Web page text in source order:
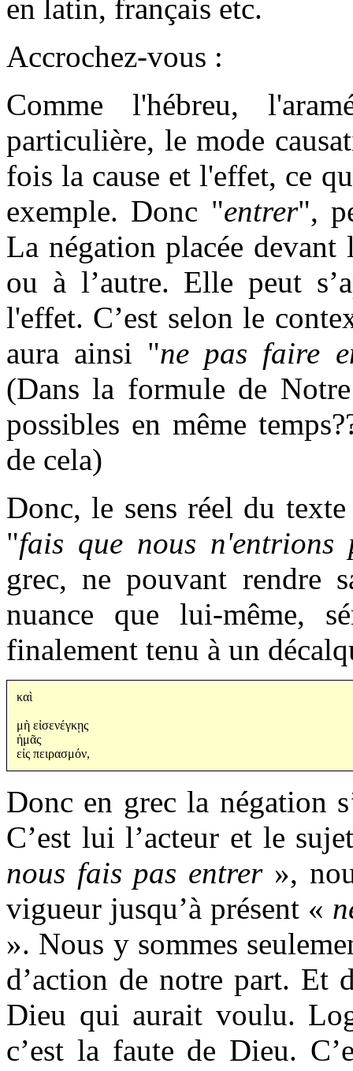
en latin, français etc.
Accrochez-vous :
Comme l'hébreu,
particulière, le mode
fois la cause et l'effet, ce
exemple. Donc "entrer",
La négation placée
ou à l’autre. Elle peut
l'effet. C’est selon le
aura ainsi "ne pas faire
(Dans la formule de
possibles en même
de cela)
Donc, le sens réel du
"fais que nous n'entrions
grec, ne pouvant rendre
nuance que lui-même,
finalement tenu à un
καὶ
μὴ εἰσενέγκῃς
ἡμᾶς
εἰς πειρασμόν,
Donc en grec la négation
C’est lui l’acteur et le
nous fais pas entrer»,
vigueur jusqu’à présent «
». Nous y sommes
d’action de notre part. Et
Dieu qui aurait voulu.
c’est la faute de Dieu.